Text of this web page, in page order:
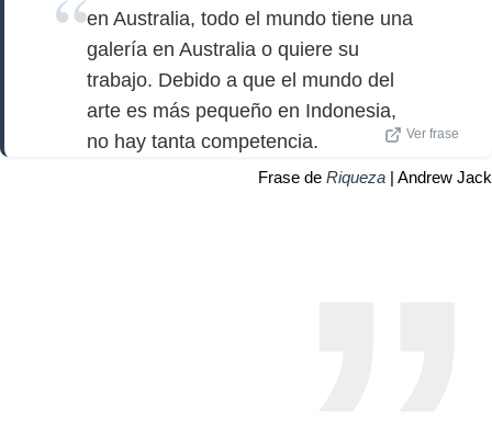
en Australia, todo el mundo tiene una
galería en Australia o quiere su
trabajo. Debido a que el mundo del
arte es más pequeño en Indonesia,
no hay tanta competencia.
Ver frase
Frase de Riqueza | Andrew Jack